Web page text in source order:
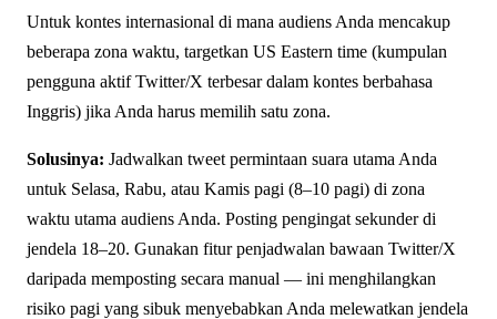
Untuk kontes internasional di mana audiens Anda mencakup
beberapa zona waktu, targetkan US Eastern time (kumpulan
pengguna aktif Twitter/X terbesar dalam kontes berbahasa
Inggris) jika Anda harus memilih satu zona.
Solusinya: Jadwalkan tweet permintaan suara utama Anda
untuk Selasa, Rabu, atau Kamis pagi (8–10 pagi) di zona
waktu utama audiens Anda. Posting pengingat sekunder di
jendela 18–20. Gunakan fitur penjadwalan bawaan Twitter/X
daripada memposting secara manual — ini menghilangkan
risiko pagi yang sibuk menyebabkan Anda melewatkan jendela